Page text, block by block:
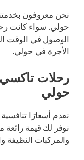
نحن معروفون
حولي. سواء كانت
الوصول في الوقت
الأجرة في حولي.
رحلات
حولي
نقدم أسعارًا
نوفر لك قيمة رائعة
والمركبات النظيفة